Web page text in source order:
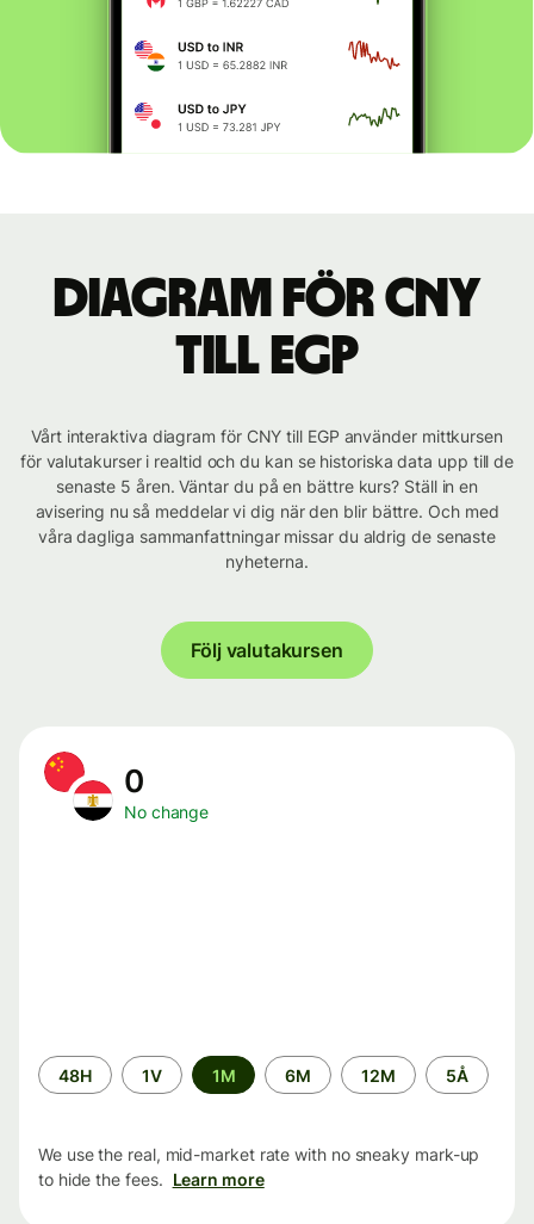
Diagram för CNY
till EGP
Vårt interaktiva diagram för CNY till EGP använder mittkursen
för valutakurser i realtid och du kan se historiska data upp till de
senaste 5 åren. Väntar du på en bättre kurs? Ställ in en
avisering nu så meddelar vi dig när den blir bättre. Och med
våra dagliga sammanfattningar missar du aldrig de senaste
nyheterna.
Följ valutakursen
0
No change
Time
period
48H 1V 1M 6M 12M 5Å
We use the real, mid-market rate with no sneaky mark-up
to hide the fees. Learn more